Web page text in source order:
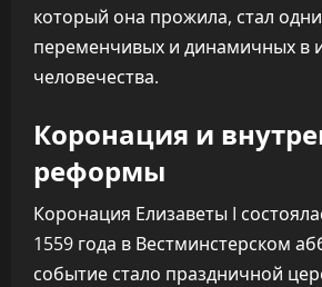
который она прожила, стал
переменчивых и динамичных в
человечества.
Коронация и
реформы
Коронация Елизаветы I
1559 года в Вестминстерском
событие стало праздничной